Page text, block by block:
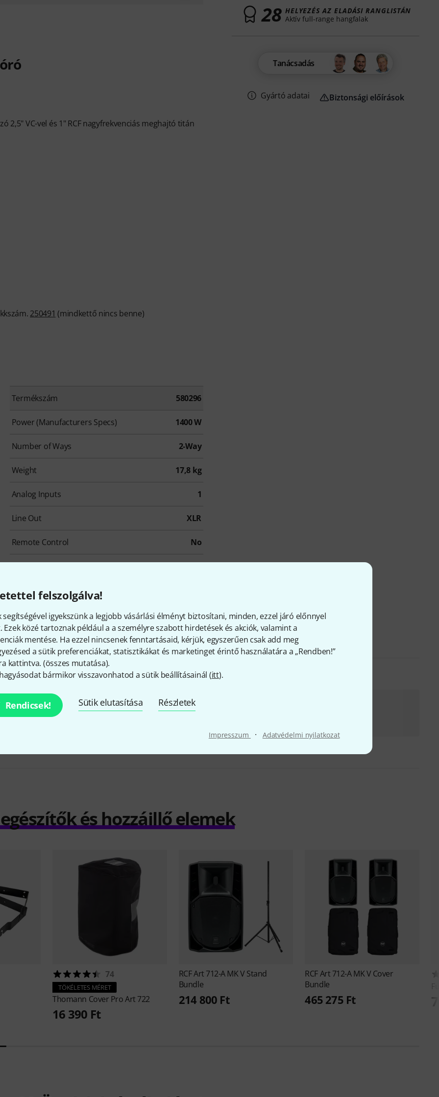
felszolgálva!
segítségével igyekszünk a legjobb vásárlási élményt biztosítani, minden, ezzel járó előnnyel
Ezek közé tartoznak például a a személyre szabott hirdetések és akciók, valamint a
mentése. Ha ezzel nincsenek fenntartásaid, kérjük, egyszerűen csak add meg
a sütik preferenciákat, statisztikákat és marketinget érintő használatára a „Rendben!”
kattintva. (összes mutatása).
bármikor visszavonhatod a sütik beállításainál (itt).
Rendicsek! Sütik elutasítása Részletek
Impresszum · Adatvédelmi nyilatkozat
2,5" VC-vel és 1" RCF nagyfrekvenciás meghajtó titán
250491 (mindkettő nincs benne)
Termékszám 580296
Power (Manufacturers Specs) 1400 W
Number of Ways 2-Way
Weight 17,8 kg
Analog Inputs 1
Line Out XLR
Remote Control No
28 HELYEZÉS AZ ELADÁSI RANGLISTÁN
Aktív full-range hangfalak
Tanácsadás
Gyártó adatai Biztonsági előírások
RCF Art 712-A MK V Stand Bundle
214 800 Ft
és hozzáillő elemek
74
TÖKÉLETES MÉRET
Thomann Cover Pro Art 722
16 390 Ft
RCFArt 712-A MK V Stand
Bundle
214 800 Ft
RCFArt 712-A MK V Cover
Bundle
465 275 Ft